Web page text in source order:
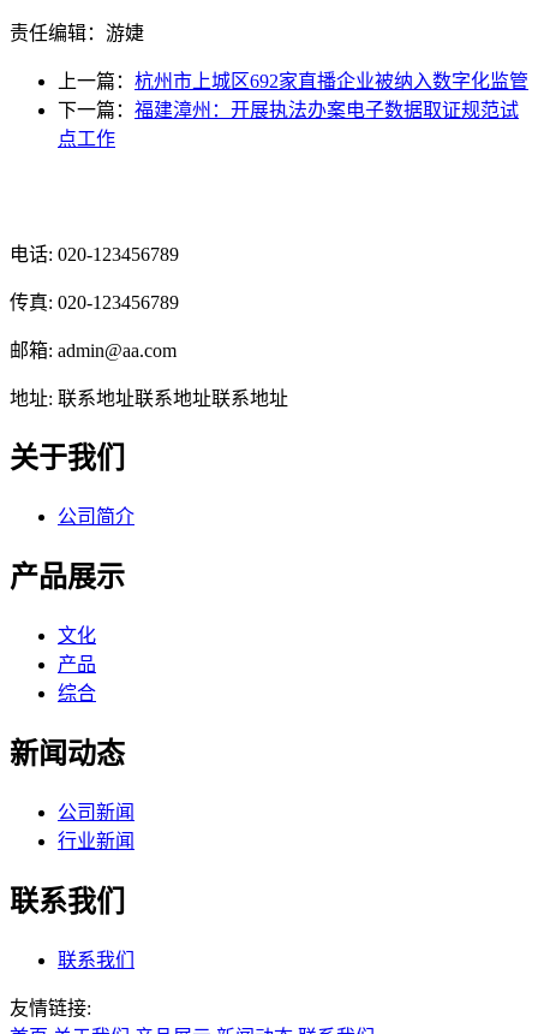
责任编辑：游婕
上一篇： 杭州市上城区692家直播企业被纳入数字化监管
下一篇： 福建漳州：开展执法办案电子数据取证规范试
点工作
电话: 020-123456789
传真: 020-123456789
邮箱: admin@aa.com
地址: 联系地址联系地址联系地址
关于我们
公司简介
产品展示
文化
产品
综合
新闻动态
公司新闻
行业新闻
联系我们
联系我们
友情链接: